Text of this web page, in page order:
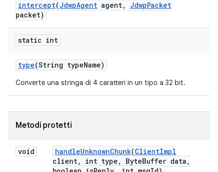
intercept(JdwpAgent agent, JdwpPacket
packet)
static int
type(String typeName)
Converte una stringa di 4 caratteri in un tipo a 32 bit.
Metodi protetti
void handleUnknownChunk(ClientImpl
client, int type , ByteBuffer data ,